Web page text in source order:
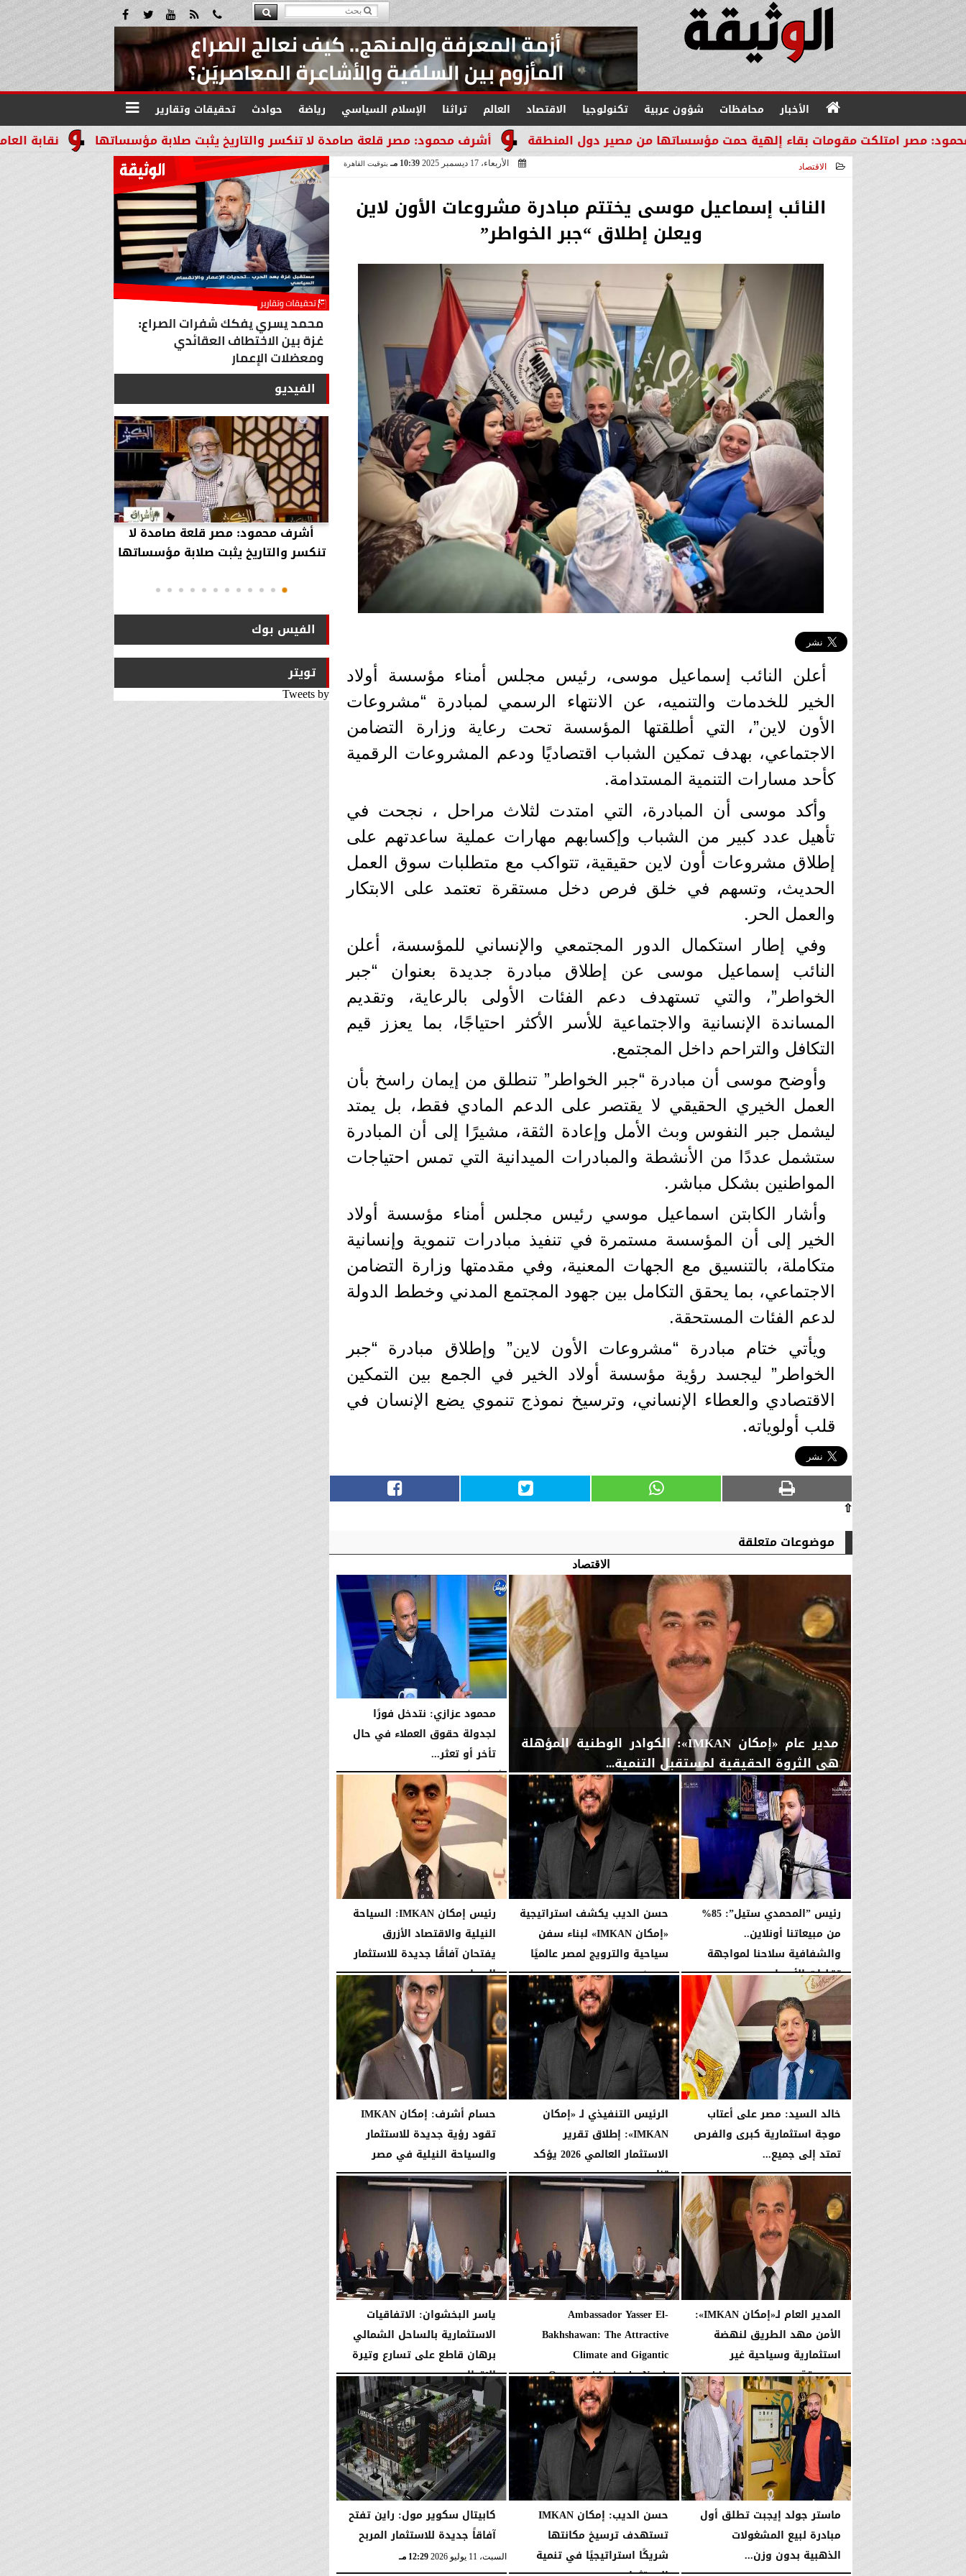
الأخبار محافظات شؤون عربية تكنولوجيا الاقتصاد العالم تراثنا الإسلام السياسي رياضة حوادث تحقيقات وتقارير
نقابة العاملين أشرف محمود: مصر قلعة صامدة لا تنكسر والتاريخ يثبت صلابة مؤسساتها مقومات بقاء إلهية حمت مؤسساتها من مصير دول المنطقة
الاقتصاد الأربعاء، 17 ديسمبر 2025 10:39 مـ بتوقيت القاهرة
النائب إسماعيل موسى يختتم مبادرة مشروعات الأون لاين
ويعلن إطلاق “جبر الخواطر”
أعلن النائب إسماعيل موسى، رئيس مجلس أمناء مؤسسة أولاد
الخير للخدمات والتنميه، عن الانتهاء الرسمي لمبادرة “مشروعات
الأون لاين”، التي أطلقتها المؤسسة تحت رعاية وزارة التضامن
الاجتماعي، بهدف تمكين الشباب اقتصاديًا ودعم المشروعات الرقمية
كأحد مسارات التنمية المستدامة.
وأكد موسى أن المبادرة، التي امتدت لثلاث مراحل ، نجحت في
تأهيل عدد كبير من الشباب وإكسابهم مهارات عملية ساعدتهم على
إطلاق مشروعات أون لاين حقيقية، تتواكب مع متطلبات سوق العمل
الحديث، وتسهم في خلق فرص دخل مستقرة تعتمد على الابتكار
والعمل الحر.
وفي إطار استكمال الدور المجتمعي والإنساني للمؤسسة، أعلن
النائب إسماعيل موسى عن إطلاق مبادرة جديدة بعنوان “جبر
الخواطر”، والتي تستهدف دعم الفئات الأولى بالرعاية، وتقديم
المساندة الإنسانية والاجتماعية للأسر الأكثر احتياجًا، بما يعزز قيم
التكافل والتراحم داخل المجتمع.
وأوضح موسى أن مبادرة “جبر الخواطر” تنطلق من إيمان راسخ بأن
العمل الخيري الحقيقي لا يقتصر على الدعم المادي فقط، بل يمتد
ليشمل جبر النفوس وبث الأمل وإعادة الثقة، مشيرًا إلى أن المبادرة
ستشمل عددًا من الأنشطة والمبادرات الميدانية التي تمس احتياجات
المواطنين بشكل مباشر.
وأشار الكابتن اسماعيل موسي رئيس مجلس أمناء مؤسسة أولاد
الخير إلى أن المؤسسة مستمرة في تنفيذ مبادرات تنموية وإنسانية
متكاملة، بالتنسيق مع الجهات المعنية، وفي مقدمتها وزارة التضامن
الاجتماعي، بما يحقق التكامل بين جهود المجتمع المدني وخطط الدولة
لدعم الفئات المستحقة.
ويأتي ختام مبادرة “مشروعات الأون لاين” وإطلاق مبادرة “جبر
الخواطر” ليجسد رؤية مؤسسة أولاد الخير في الجمع بين التمكين
الاقتصادي والعطاء الإنساني، وترسيخ نموذج تنموي يضع الإنسان في
قلب أولوياته.
⇧
موضوعات متعلقة
الاقتصاد
مدير عام «إمكان IMKAN»: الكوادر الوطنية المؤهلة
هي الثروة الحقيقية لمستقبل التنمية...
08:31 مـ
محمود عزازي: نتدخل فورًا
لجدولة حقوق العملاء في حال
تأخر أو تعثر...
الأربعاء، 5 أغسطس 2026 08:21 مـ
رئيس ”المحمدي ستيل”: 85%
من مبيعاتنا أونلاين..
والشفافية سلاحنا لمواجهة
تقلبات الأسعار
الأربعاء، 5 أغسطس 2026 06:02 مـ
حسن الديب يكشف استراتيجية
«إمكان IMKAN» لبناء سفن
سياحية والترويج لمصر عالميًا
الإثنين، 3 أغسطس 2026 07:31 مـ
رئيس إمكان IMKAN: السياحة
النيلية والاقتصاد الأزرق
يفتحان آفاقًا جديدة للاستثمار
السياحي...
الأحد، 2 أغسطس 2026 01:37 مـ
خالد السيد: مصر على أعتاب
موجة استثمارية كبرى والفرص
تمتد إلى جميع...
الجمعة، 31 يوليو 2026 02:42 صـ
الرئيس التنفيذي لـ «إمكان
IMKAN»: إطلاق تقرير
الاستثمار العالمي 2026 يؤكد
تنامي...
الثلاثاء، 28 يوليو 2026 08:41 مـ
حسام أشرف: إمكان IMKAN
تقود رؤية جديدة للاستثمار
والسياحة النيلية في مصر
الجمعة، 24 يوليو 2026 09:55 مـ
المدير العام لـ«إمكان IMKAN»:
الأمن مهد الطريق لنهضة
استثمارية وسياحية غير
مسبوقة
الخميس، 23 يوليو 2026 04:32 مـ
Ambassador Yasser El-
Bakhshawan: The Attractive
Climate and Gigantic
Opportunities in the North...
01:57 صـ
ياسر البخشوان: الاتفاقيات
الاستثمارية بالساحل الشمالي
برهان قاطع على تسارع وتيرة
الإقبال...
الثلاثاء، 21 يوليو 2026 05:35 مـ
ماستر جولد إيجبت تطلق أول
مبادرة لبيع المشغولات
الذهبية بدون وزن...
حسن الديب: إمكان IMKAN
تستهدف ترسيخ مكانتها
شريكًا استراتيجيًا في تنمية
كابيتال سكوير مول: راين تفتح
آفاقاً جديدة للاستثمار المربح
السبت، 11 يوليو 2026 12:29 مـ
الفيديو
خبير أمني: طهران تستغل التهدئة
لتجارب تحت الأرض وتحالفها مع الصين
أشرف محمود: مصر قلعة صامدة لا
تنكسر والتاريخ يثبت صلابة مؤسساتها
الفيس بوك
تويتر
Tweets by